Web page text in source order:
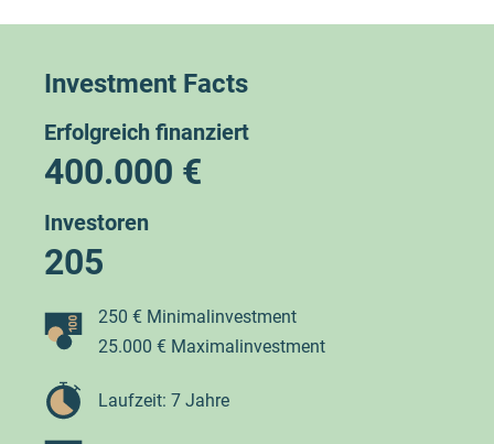
Investment Facts
Erfolgreich finanziert
400.000 €
Investoren
205
250 € Minimalinvestment
25.000 € Maximalinvestment
Laufzeit: 7 Jahre